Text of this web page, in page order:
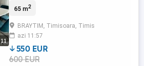
11
PARTER- 2 Apartamentele sunt compuse
utilata(frigider plita pe inductie,cuptor
electric,hota masina de spalat vase ) -
Camera de depozitare cu masina ...
65 m2
BRAYTIM, Timisoara, Timis
azi 11:57
550 EUR
600 EUR